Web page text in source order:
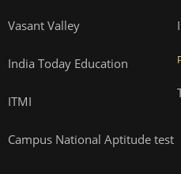
Vasant Valley
India Today Education
ITMI
Campus National Aptitude test